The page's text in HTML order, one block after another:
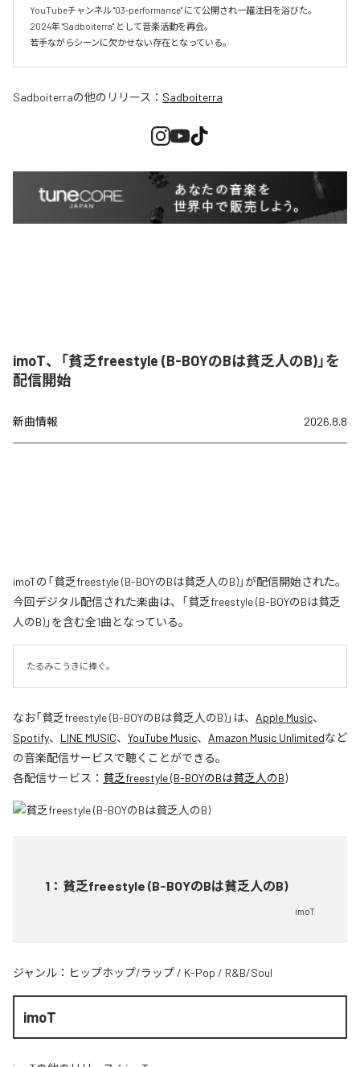
YouTubeチャンネル "03-performance" にて公開され一躍注目を浴びた。
2024年 "Sadboiterra" として音楽活動を再会。
若手ながらシーンに欠かせない存在となっている。
Sadboiterraの他のリリース： Sadboiterra
imoT、「貧乏freestyle (B-BOYのBは貧乏人のB)」を
配信開始
新曲情報 2026.8.8
imoTの「貧乏freestyle (B-BOYのBは貧乏人のB)」が配信開始された。
今回デジタル配信された楽曲は、「貧乏freestyle (B-BOYのBは貧乏
人のB)」を含む全1曲となっている。
たるみこうきに捧ぐ。
なお「貧乏freestyle (B-BOYのBは貧乏人のB)」は、 Apple Music、
Spotify、 LINE MUSIC、 YouTube Music、 Amazon Music Unlimitedなど
の音楽配信サービスで聴くことができる。
各配信サービス： 貧乏freestyle (B-BOYのBは貧乏人のB)
1 ： 貧乏freestyle (B-BOYのBは貧乏人のB)
imoT
ジャンル： ヒップホップ/ラップ / K-Pop / R&B/Soul
imoT